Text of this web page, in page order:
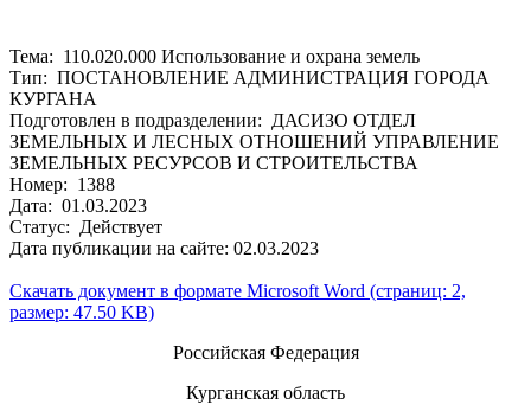
Тема: 110.020.000 Использование и охрана земель
Тип: ПОСТАНОВЛЕНИЕ АДМИНИСТРАЦИЯ ГОРОДА
КУРГАНА
Подготовлен в подразделении: ДАСИЗО ОТДЕЛ
ЗЕМЕЛЬНЫХ И ЛЕСНЫХ ОТНОШЕНИЙ УПРАВЛЕНИЕ
ЗЕМЕЛЬНЫХ РЕСУРСОВ И СТРОИТЕЛЬСТВА
Номер: 1388
Дата: 01.03.2023
Статус: Действует
Дата публикации на сайте: 02.03.2023
Скачать документ в формате Microsoft Word (страниц: 2,
размер: 47.50 KB)
Российская Федерация
Курганская область